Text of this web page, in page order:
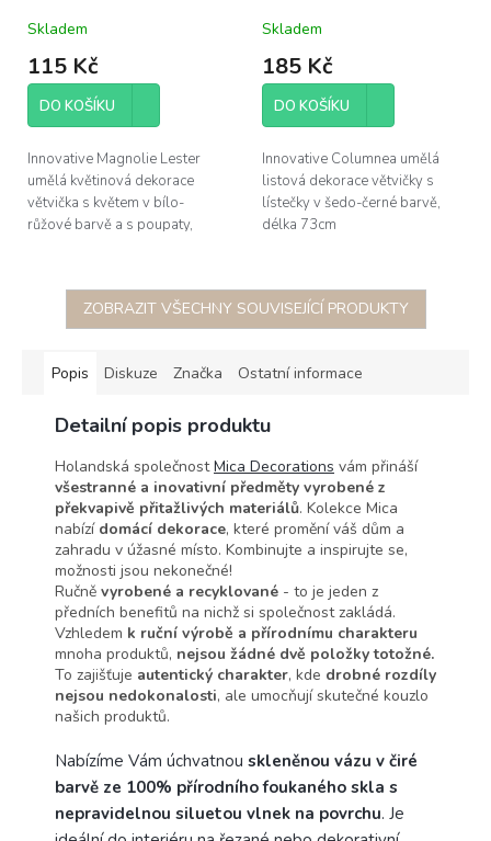
dekorace
Skladem
115 Kč
DO KOŠÍKU
Innovative Magnolie Lester
umělá květinová dekorace
větvička s květem v bílo-
růžové barvě a s poupaty,
Skladem
185 Kč
DO KOŠÍKU
Innovative Columnea umělá
listová dekorace větvičky s
lístečky v šedo-černé barvě,
délka 73cm
ZOBRAZIT VŠECHNY SOUVISEJÍCÍ PRODUKTY
Popis Diskuze Značka Ostatní informace
Detailní popis produktu
Holandská společnostMica Decorations vám přináší
všestranné a inovativní předměty vyrobené z
překvapivě přitažlivých materiálů. Kolekce Mica
nabízí domácí dekorace, které promění váš dům a
zahradu v úžasné místo. Kombinujte a inspirujte se,
možnosti jsou nekonečné!
Ručně vyrobené a recyklované - to je jeden z
předních benefitů na nichž si společnost zakládá.
Vzhledem k ruční výrobě a přírodnímu charakteru
mnoha produktů, nejsou žádné dvě položky totožné.
To zajišťuje autentický charakter, kde drobné rozdíly
nejsou nedokonalosti, ale umocňují skutečné kouzlo
našich produktů.
Nabízíme Vám úchvatnou skleněnou vázu v čiré
barvě ze 100% přírodního foukaného skla s
nepravidelnou siluetou vlnek na povrchu. Je